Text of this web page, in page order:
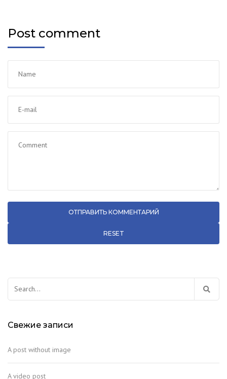
Post comment
RESET
Свежие записи
A post without image
A video post